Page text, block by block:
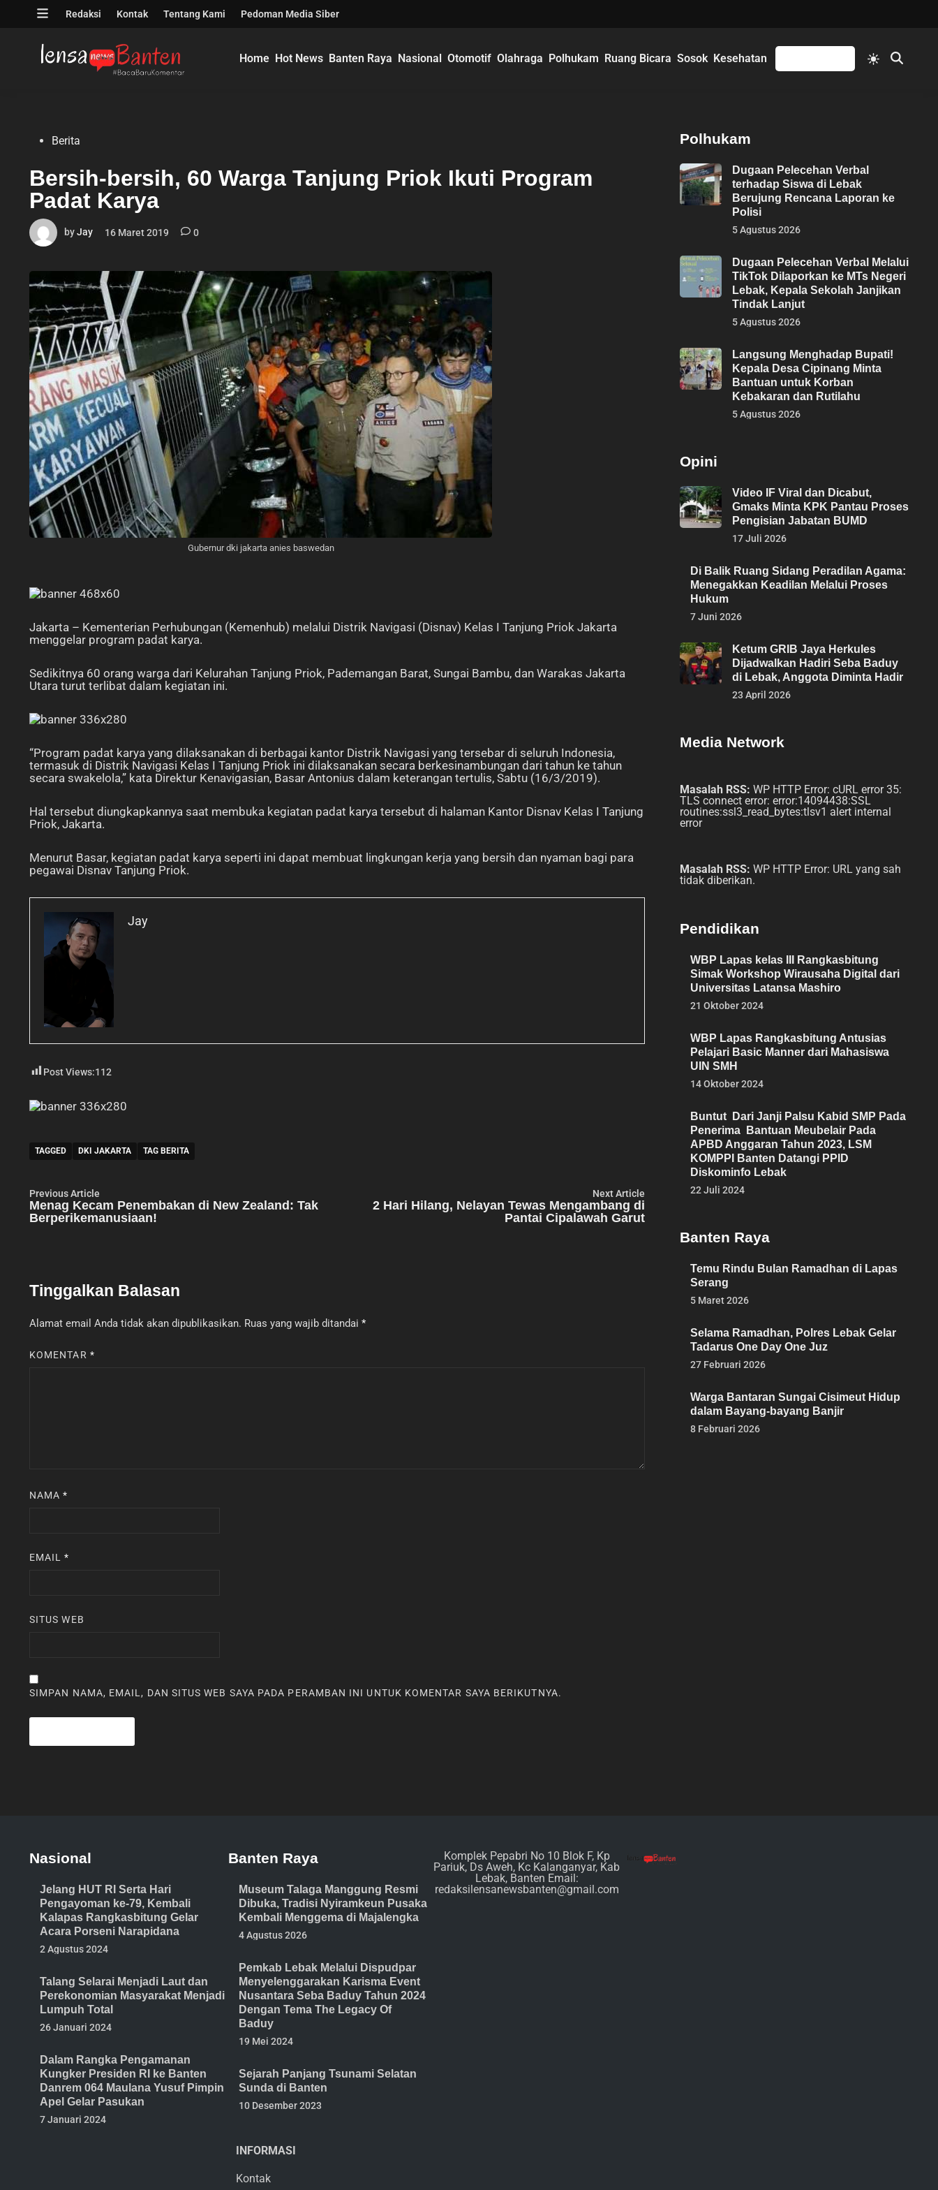
Open
Redaksi Kontak Tentang Kami Pedoman Media Siber
Home Hot News Banten Raya Nasional Otomotif Olahraga Polhukam Ruang Bicara Sosok Kesehatan
Switch
to
Open
PostedBerita
Bersih-bersih, 60 Warga Tanjung Priok Ikuti Program
Padat Karya
byJay 16 Maret 2019 0
Gubernur dki jakarta anies baswedan
Jakarta – Kementerian Perhubungan (Kemenhub) melalui Distrik Navigasi (Disnav) Kelas I Tanjung Priok Jakarta
menggelar program padat karya.
Sedikitnya 60 orang warga dari Kelurahan Tanjung Priok, Pademangan Barat, Sungai Bambu, dan Warakas Jakarta
Utara turut terlibat dalam kegiatan ini.
“Program padat karya yang dilaksanakan di berbagai kantor Distrik Navigasi yang tersebar di seluruh Indonesia,
termasuk di Distrik Navigasi Kelas I Tanjung Priok ini dilaksanakan secara berkesinambungan dari tahun ke tahun
secara swakelola,” kata Direktur Kenavigasian, Basar Antonius dalam keterangan tertulis, Sabtu (16/3/2019).
Hal tersebut diungkapkannya saat membuka kegiatan padat karya tersebut di halaman Kantor Disnav Kelas I Tanjung
Priok, Jakarta.
Menurut Basar, kegiatan padat karya seperti ini dapat membuat lingkungan kerja yang bersih dan nyaman bagi para
pegawai Disnav Tanjung Priok.
Jay
Post Views:112
TAGGED DKI JAKARTA TAG BERITA
Navigasi
pos
Previous Article
article:
Menag Kecam Penembakan di New Zealand: Tak
Berperikemanusiaan!
Next Article
2 Hari Hilang, Nelayan Tewas Mengambang di
Pantai Cipalawah Garut
Tinggalkan Balasan
Alamat email Anda tidak akan dipublikasikan. Ruas yang wajib ditandai *
KOMENTAR *
NAMA*
EMAIL*
SITUS WEB
SIMPAN NAMA, EMAIL, DAN SITUS WEB SAYA PADA PERAMBAN INI UNTUK KOMENTAR SAYA BERIKUTNYA.
Polhukam
Dugaan Pelecehan Verbal
terhadap Siswa di Lebak
Berujung Rencana Laporan ke
Polisi
5 Agustus 2026
Dugaan Pelecehan Verbal Melalui
TikTok Dilaporkan ke MTs Negeri
Lebak, Kepala Sekolah Janjikan
Tindak Lanjut
5 Agustus 2026
Langsung Menghadap Bupati!
Kepala Desa Cipinang Minta
Bantuan untuk Korban
Kebakaran dan Rutilahu
5 Agustus 2026
Opini
Video IF Viral dan Dicabut,
Gmaks Minta KPK Pantau Proses
Pengisian Jabatan BUMD
17 Juli 2026
Di Balik Ruang Sidang Peradilan Agama:
Menegakkan Keadilan Melalui Proses
Hukum
7 Juni 2026
Ketum GRIB Jaya Herkules
Dijadwalkan Hadiri Seba Baduy
di Lebak, Anggota Diminta Hadir
23 April 2026
Media Network
Masalah RSS: WP HTTP Error: cURL error 35:
TLS connect error: error:14094438:SSL
routines:ssl3_read_bytes:tlsv1 alert internal
error
Masalah RSS: WP HTTP Error: URL yang sah
tidak diberikan.
Pendidikan
WBP Lapas kelas III Rangkasbitung
Simak Workshop Wirausaha Digital dari
Universitas Latansa Mashiro
21 Oktober 2024
WBP Lapas Rangkasbitung Antusias
Pelajari Basic Manner dari Mahasiswa
UIN SMH
14 Oktober 2024
Buntut Dari Janji Palsu Kabid SMP Pada
Penerima Bantuan Meubelair Pada
APBD Anggaran Tahun 2023, LSM
KOMPPI Banten Datangi PPID
Diskominfo Lebak
22 Juli 2024
Banten Raya
Temu Rindu Bulan Ramadhan di Lapas
Serang
5 Maret 2026
Selama Ramadhan, Polres Lebak Gelar
Tadarus One Day One Juz
27 Februari 2026
Warga Bantaran Sungai Cisimeut Hidup
dalam Bayang-bayang Banjir
8 Februari 2026
Nasional
Jelang HUT RI Serta Hari
Pengayoman ke-79, Kembali
Kalapas Rangkasbitung Gelar
Acara Porseni Narapidana
2 Agustus 2024
Talang Selarai Menjadi Laut dan
Perekonomian Masyarakat Menjadi
Lumpuh Total
26 Januari 2024
Dalam Rangka Pengamanan
Kungker Presiden RI ke Banten
Danrem 064 Maulana Yusuf Pimpin
Apel Gelar Pasukan
7 Januari 2024
Banten Raya
Museum Talaga Manggung Resmi
Dibuka, Tradisi Nyiramkeun Pusaka
Kembali Menggema di Majalengka
4 Agustus 2026
Pemkab Lebak Melalui Dispudpar
Menyelenggarakan Karisma Event
Nusantara Seba Baduy Tahun 2024
Dengan Tema The Legacy Of
Baduy
19 Mei 2024
Sejarah Panjang Tsunami Selatan
Sunda di Banten
10 Desember 2023
INFORMASI
Kontak
Komplek Pepabri No 10 Blok F, Kp
Pariuk, Ds Aweh, Kc Kalanganyar, Kab
Lebak, Banten Email:
redaksilensanewsbanten@gmail.com